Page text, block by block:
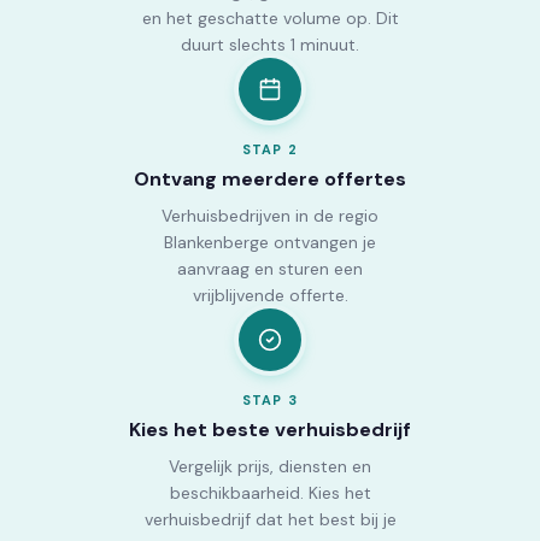
en het geschatte volume op. Dit
duurt slechts 1 minuut.
STAP 2
Ontvang meerdere offertes
Verhuisbedrijven in de regio
Blankenberge ontvangen je
aanvraag en sturen een
vrijblijvende offerte.
STAP 3
Kies het beste verhuisbedrijf
Vergelijk prijs, diensten en
beschikbaarheid. Kies het
verhuisbedrijf dat het best bij je